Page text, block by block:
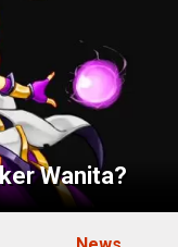
Wanita?